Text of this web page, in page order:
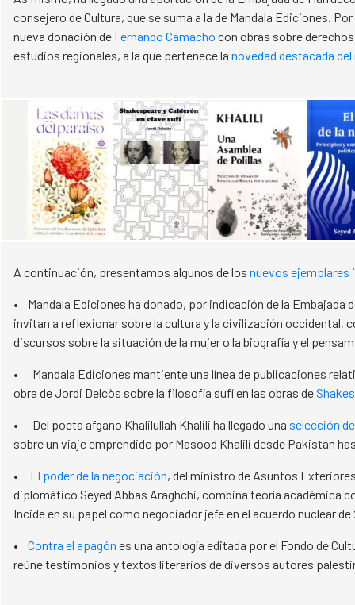
consejero de Cultura, que se suma a la de Mandala Ediciones.
nueva donación de Fernando Camacho con obras sobre
estudios regionales, a la que pertenece la novedad destacada del
A continuación, presentamos algunos de los nuevos ejemplares
• Mandala Ediciones ha donado, por indicación de la Embajada
invitan a reflexionar sobre la cultura y la civilización occidental,
discursos sobre la situación de la mujer o la biografía y el
• Mandala Ediciones mantiente una línea de publicaciones
obra de Jordi Delcòs sobre la filosofía sufí en las obras de
• Del poeta afgano Khalilullah Khalili ha llegado una selección
sobre un viaje emprendido por Masood Khalili desde Pakistán
• El poder de la negociación, del ministro de Asuntos
diplomático Seyed Abbas Araghchi, combina teoría académica
Incide en su papel como negociador jefe en el acuerdo nuclear de
• Contra el apagón es una antología editada por el Fondo de
reúne testimonios y textos literarios de diversos autores